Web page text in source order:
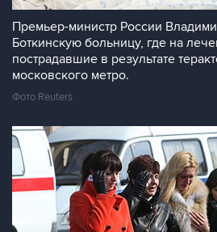
Премьер-министр России
Боткинскую больницу, где на
пострадавшие в результате
московского метро.
Фото Reuters